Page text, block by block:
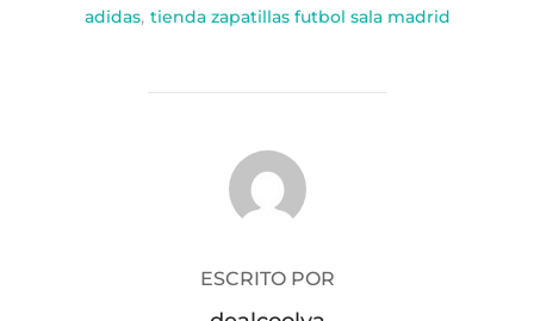
adidas, tienda zapatillas futbol sala madrid
AUTOR DE LA PUBLICACIÓN
ESCRITO POR